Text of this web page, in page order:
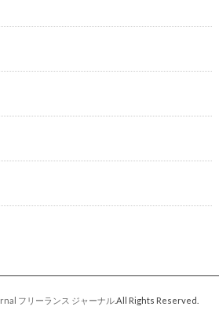
フリーランス ジャーナル.All Rights Reserved.